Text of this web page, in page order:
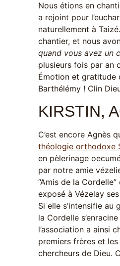
Nous étions en
a rejoint pour
naturellement à
chantier, et nous
quand vous avez un
plusieurs fois par an
Émotion et gratitude
Barthélémy ! Clin
KIRSTIN,
C’est encore Agnès
théologie orthodoxe
en pèlerinage
par notre amie
“Amis de la
exposé à Vézelay
Si elle s’intensifie au
la Cordelle
l’association a ainsi
premiers frères et
chercheurs de Dieu.